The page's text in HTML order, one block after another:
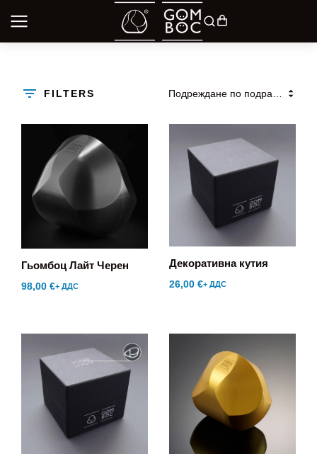
FILTERS
Гьомбоц Лайт Черен
98,00 €+ ДДС
Декоративна кутия
26,00 €+ ДДС